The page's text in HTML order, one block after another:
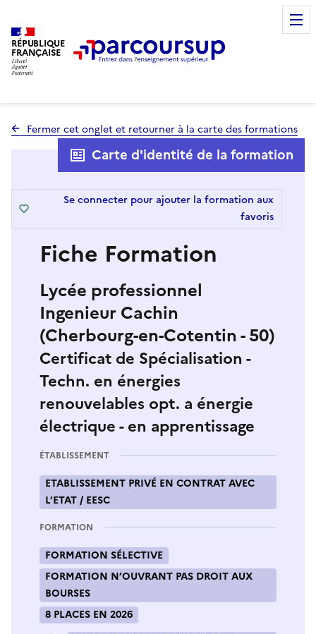
RÉPUBLIQUE
FRANÇAISE
Fermer cet onglet et retourner à la carte des formations
Fiche Formation
Lycée professionnel
Ingenieur Cachin
(Cherbourg-en-Cotentin - 50)
Certificat de Spécialisation -
Techn. en énergies
renouvelables opt. a énergie
électrique - en apprentissage
Carte d'identité de la formation
Se connecter pour ajouter la formation aux
favoris
ÉTABLISSEMENT
ETABLISSEMENT PRIVÉ EN CONTRAT AVEC
L’ETAT / EESC
FORMATION
FORMATION SÉLECTIVE
FORMATION N’OUVRANT PAS DROIT AUX
BOURSES
8 PLACES EN 2026